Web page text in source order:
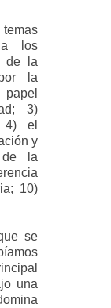
temas
a los
de la
la
3)
4) el
y
de la
10)
se
una